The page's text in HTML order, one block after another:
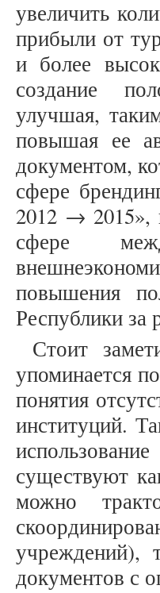
увеличить
прибыли от
и более
создание
улучшая,
повышая ее
документом,
сфере
2012 → 2015»,
сфере
повышения
Республики за
Стоит
упоминается
понятия
институций.
существуют
можно
учреждений),
документов с